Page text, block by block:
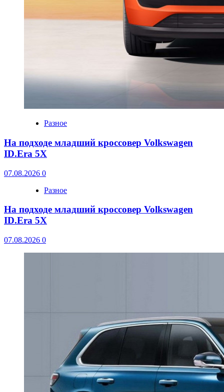
Разное
На подходе младший кроссовер Volkswagen
ID.Era 5X
07.08.2026 0
Разное
На подходе младший кроссовер Volkswagen
ID.Era 5X
07.08.2026 0